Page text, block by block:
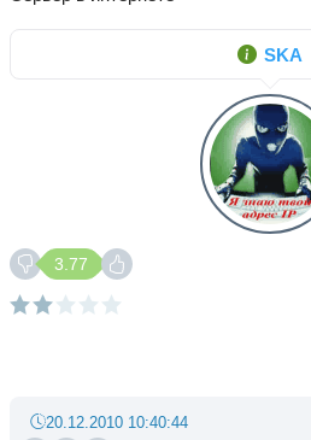
SKA
3.77
20.12.2010 10:40:44